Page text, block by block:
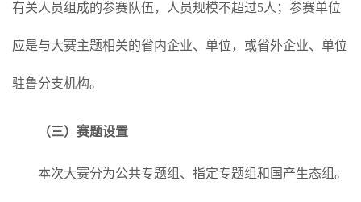
有关人员组成的参赛队伍，人员规模不超过5人；参赛单位
应是与大赛主题相关的省内企业、单位，或省外企业、单位
驻鲁分支机构。
（三）赛题设置
本次大赛分为公共专题组、指定专题组和国产生态组。